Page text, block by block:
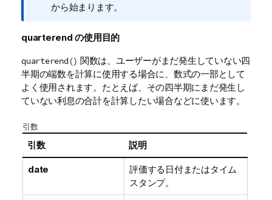
モ
から始まります。
quarterend の使用目的
quarterend() 関数は、ユーザーがまだ発生していない四
半期の端数を計算に使用する場合に、数式の一部として
よく使用されます。たとえば、その四半期にまだ発生し
ていない利息の合計を計算したい場合などに使います。
引数
引数 説明
date
評価する日付またはタイム
スタンプ。